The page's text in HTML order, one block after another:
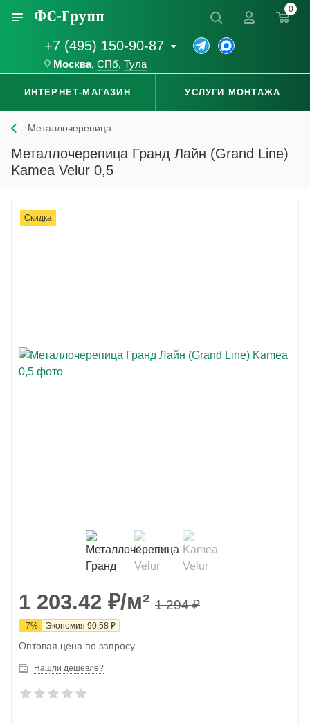
+7 (495) 150-90-87
Москва, СПб, Тула
0
ИНТЕРНЕТ-МАГАЗИН УСЛУГИ МОНТАЖА
Металлочерепица
Металлочерепица Гранд Лайн (Grand Line)
Kamea Velur 0,5
Скидка
1 203.42 ₽/м² 1 294₽
-7% Экономия 90.58 ₽
Оптовая цена по запросу.
Нашли дешевле?